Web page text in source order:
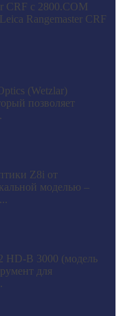
CRF с 2800.COM
Rangemaster CRF
(Wetzlar)
позволяет
Z8i от
моделью –
HD-В 3000 (модель
для